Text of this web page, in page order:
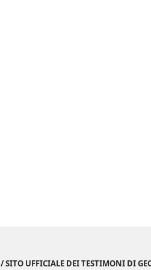
/ SITO UFFICIALE DEI TESTIMONI DI